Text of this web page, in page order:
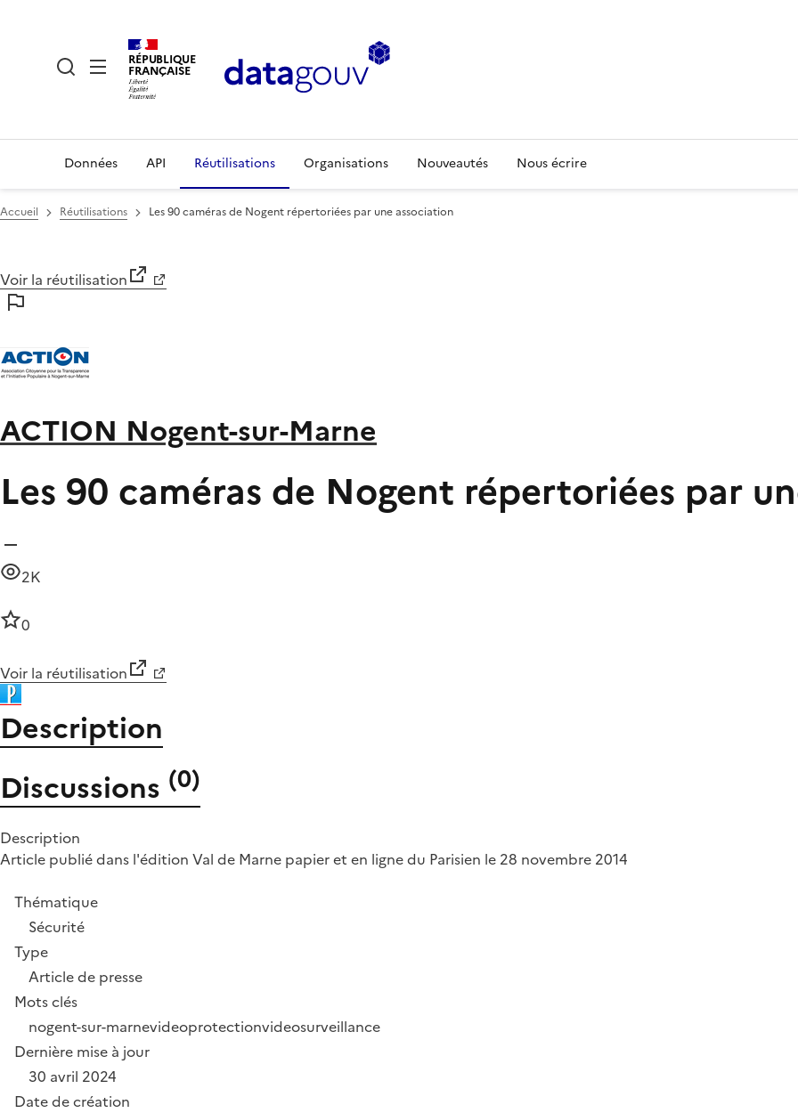
RÉPUBLIQUE
FRANÇAISE
Données API Réutilisations Organisations Nouveautés Nous écrire
Accueil Réutilisations Les 90 caméras de Nogent répertoriées par une association
Voir la réutilisation
ACTION Nogent-sur-Marne
Les 90 caméras de Nogent répertoriées par
2K
0
Voir la réutilisation
Description
Discussions (0)
Description
Article publié dans l'édition Val de Marne papier et en ligne du Parisien le 28 novembre 2014
Thématique
Sécurité
Type
Article de presse
Mots clés
nogent-sur-marnevideoprotectionvideosurveillance
Dernière mise à jour
30 avril 2024
Date de création